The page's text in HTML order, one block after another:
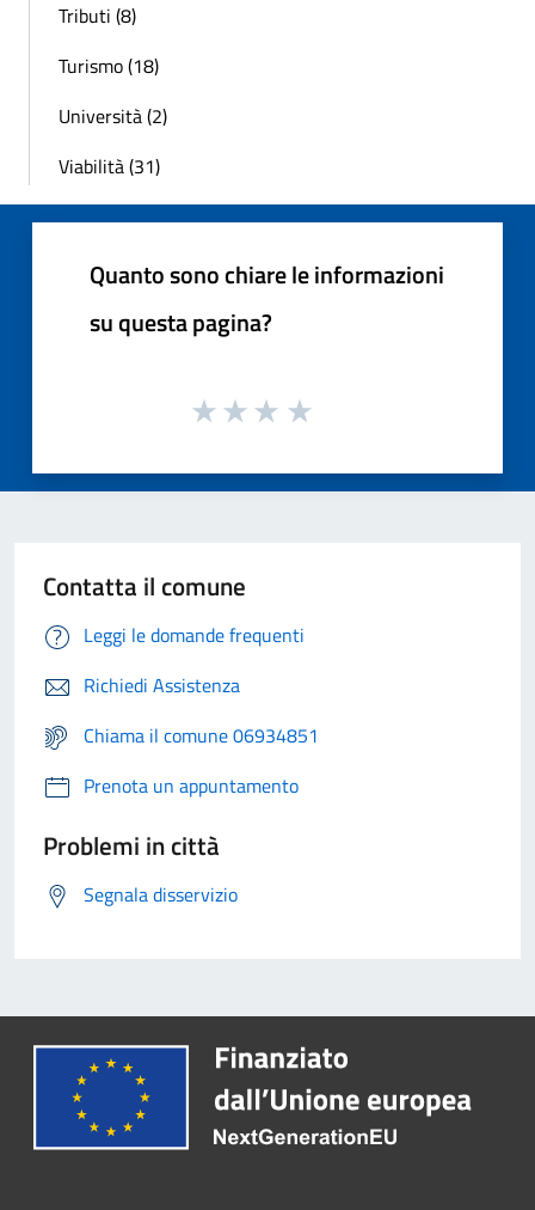
Tributi (8)
Turismo (18)
Università (2)
Viabilità (31)
Quanto sono chiare le informazioni
su questa pagina?
Contatta il comune
Leggi le domande frequenti
Richiedi Assistenza
Chiama il comune 06934851
Prenota un appuntamento
Problemi in città
Segnala disservizio